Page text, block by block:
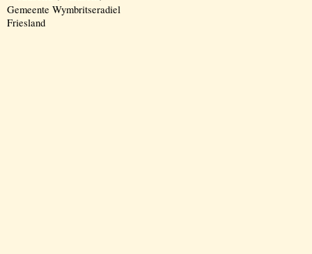
Gemeente Wymbritseradiel
Friesland